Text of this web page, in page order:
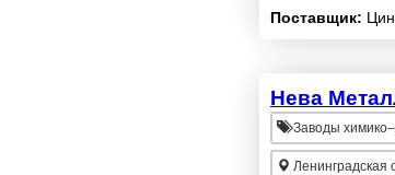
качество в
Поставщик:
Нева
Заводы
Ленинградская